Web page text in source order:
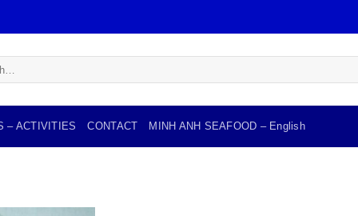
– ACTIVITIES CONTACT MINH ANH SEAFOOD – English